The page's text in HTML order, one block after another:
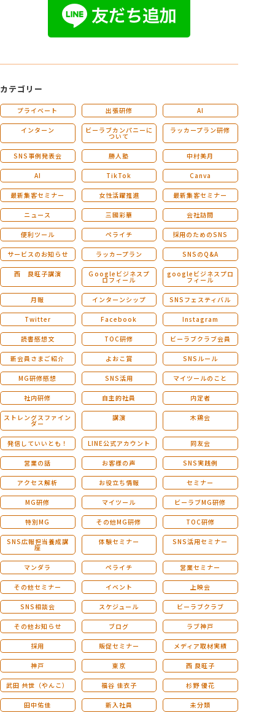
カテゴリー
プライベート 出張研修 AI
インターン ビーラブカンパニーに
ついて
ラッカープラン研修
SNS事例発表会 勝人塾 中村美月
AI TikTok Canva
最新集客セミナー 女性活躍推進 最新集客セミナー
ニュース 三國彩華 会社訪問
便利ツール ペライチ 採用のためのSNS
サービスのお知らせ ラッカープラン SNSのQ&A
西 良旺子講演 Ｇoogleビジネスプ
ロフィール
googleビジネスプロ
フィール
月報 インターンシップ SNSフェスティバル
Twitter Facebook Instagram
読書感想文 TOC研修 ビーラブクラブ会員
新会員さまご紹介 よおこ賞 SNSルール
MG研修感想 SNS活用 マイツールのこと
社内研修 自主的社員 内定者
ストレングスファイン
ダー
講演 木鶏会
発信していいとも！ LINE公式アカウント 同友会
営業の話 お客様の声 SNS実践例
アクセス解析 お役立ち情報 セミナー
MG研修 マイツール ビーラブMG研修
特別MG その他MG研修 TOC研修
SNS広報担当養成講
座
体験セミナー SNS活用セミナー
マンダラ ペライチ 営業セミナー
その他セミナー イベント 上映会
SNS相談会 スケジュール ビーラブクラブ
その他お知らせ ブログ ラブ神戸
採用 販促セミナー メディア取材実績
神戸 東京 西 良旺子
武田 共世（やんこ） 福谷 佳衣子 杉野 優花
田中佑佳 新入社員 未分類